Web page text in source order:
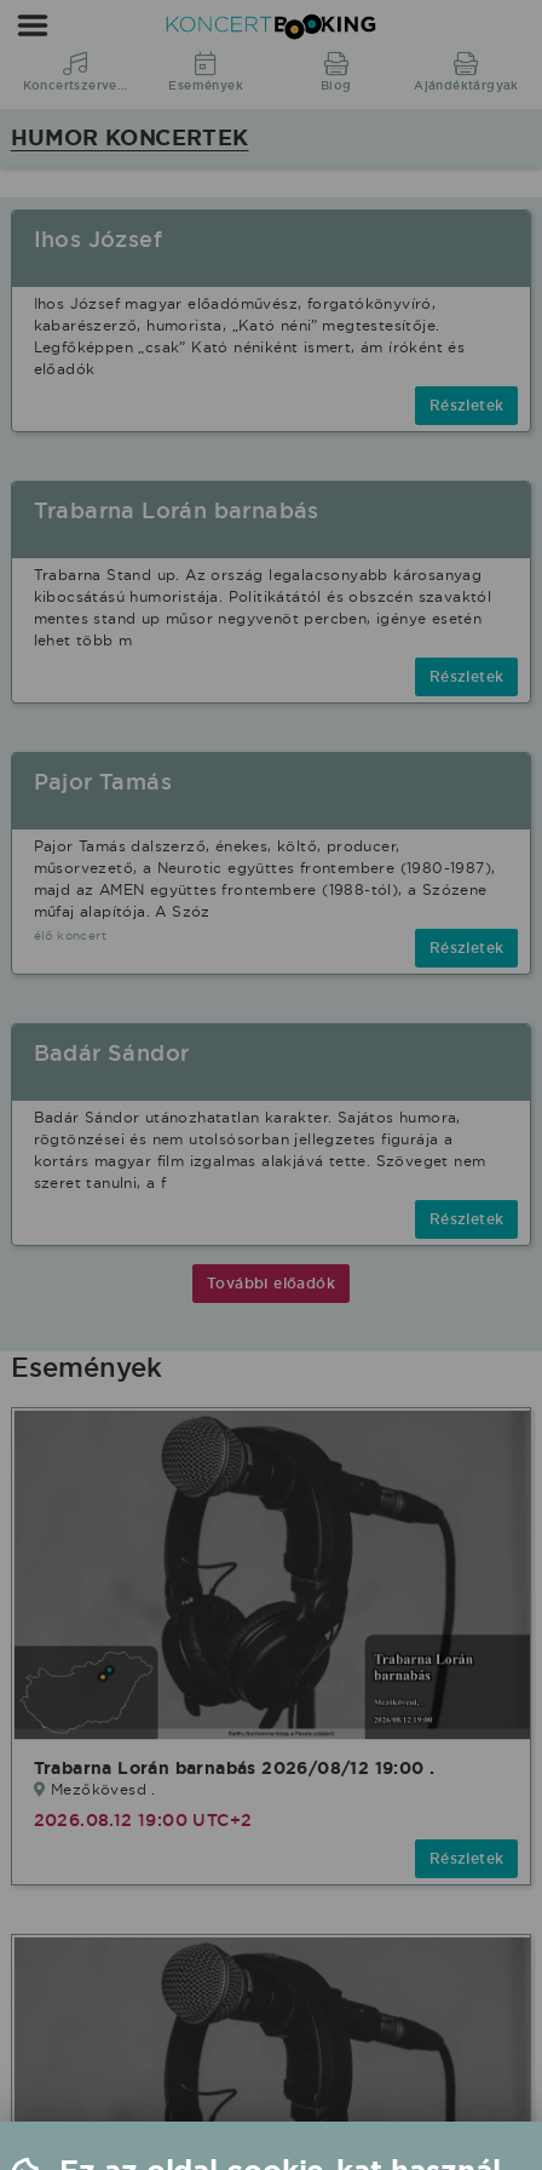
Koncertbooking
Koncertszervezés
Koncertek
fellépések
Humor
stílusban.
Koncertszervezés Események Blog Ajándéktárgyak
HUMOR KONCERTEK
Ihos József
Ihos József magyar előadóművész, forgatókönyvíró,
kabarészerző, humorista, „Kató néni” megtestesítője.
Legfőképpen „csak” Kató néniként ismert, ám íróként és
előadók
Részletek
Trabarna Lorán barnabás
Trabarna Stand up. Az ország legalacsonyabb károsanyag
kibocsátású humoristája. Politikátától és obszcén szavaktól
mentes stand up műsor negyvenöt percben, igénye esetén
lehet több m
Részletek
Pajor Tamás
Pajor Tamás dalszerző, énekes, költő, producer,
műsorvezető, a Neurotic együttes frontembere (1980-1987),
majd az AMEN együttes frontembere (1988-tól), a Szózene
műfaj alapítója. A Szóz
élő koncert
Részletek
Badár Sándor
Badár Sándor utánozhatatlan karakter. Sajátos humora,
rögtönzései és nem utolsósorban jellegzetes figurája a
kortárs magyar film izgalmas alakjává tette. Szöveget nem
szeret tanulni, a f
Részletek
További előadók
Események
Trabarna Lorán barnabás 2026/08/12 19:00 .
Mezőkövesd .
2026.08.12 19:00 UTC+2
Részletek